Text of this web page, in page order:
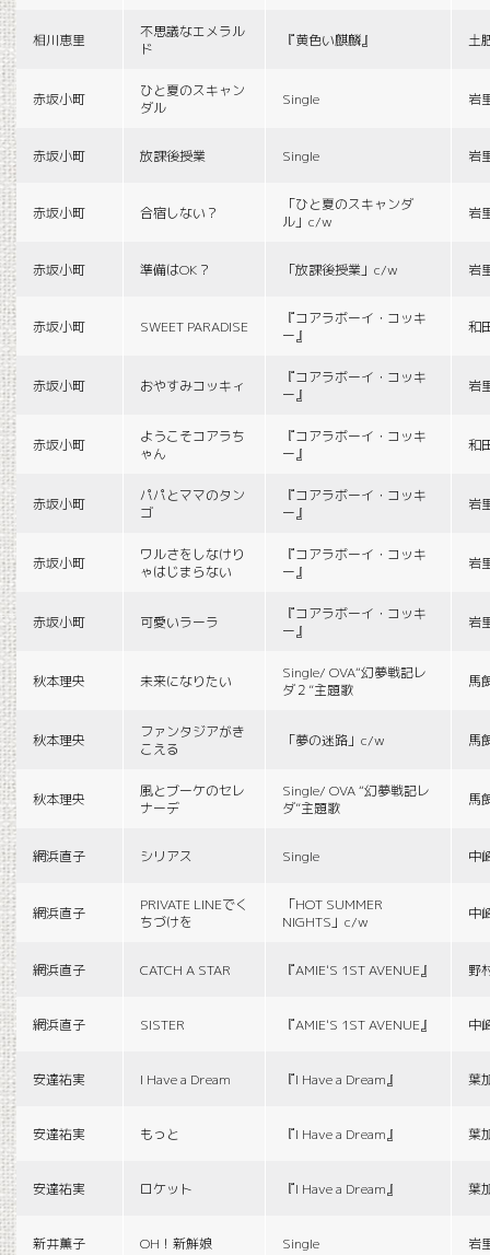
相川恵里
不思議なエメラル
ド
『黄色い麒麟』 土
赤坂小町
ひと夏のスキャン
ダル
Single 岩
赤坂小町 放課後授業 Single 岩
赤坂小町 合宿しない？
「ひと夏のスキャンダ
ル」c/w
岩
赤坂小町 準備はOK？ 「放課後授業」c/w 岩
赤坂小町 SWEET PARADISE
『コアラボーイ・コッキ
ー』
和
赤坂小町 おやすみコッキィ
『コアラボーイ・コッキ
ー』
岩
赤坂小町
ようこそコアラち
ゃん
『コアラボーイ・コッキ
ー』
和
赤坂小町
パパとママのタン
ゴ
『コアラボーイ・コッキ
ー』
岩
赤坂小町
ワルさをしなけり
ゃはじまらない
『コアラボーイ・コッキ
ー』
岩
赤坂小町 可愛いラーラ
『コアラボーイ・コッキ
ー』
岩
秋本理央 未来になりたい
Single/ OVA“幻夢戦記レ
ダ２”主題歌
馬
秋本理央
ファンタジアがき
こえる
「夢の迷路」c/w 馬
秋本理央
風とブーケのセレ
ナーデ
Single/ OVA “幻夢戦記レ
ダ”主題歌
馬
網浜直子 シリアス Single 中
網浜直子
PRIVATE LINEでく
ちづけを
「HOT SUMMER
NIGHTS」c/w
中
網浜直子 CATCH A STAR 『AMIE'S 1ST AVENUE』 野
網浜直子 SISTER 『AMIE'S 1ST AVENUE』 中
安達祐実 I Have a Dream 『I Have a Dream』 葉
安達祐実 もっと 『I Have a Dream』 葉
安達祐実 ロケット 『I Have a Dream』 葉
新井薫子 OH！新鮮娘 Single 岩